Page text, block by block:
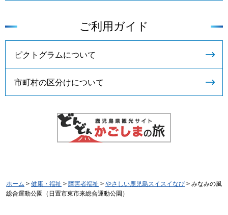
ご利用ガイド
ピクトグラムについて
市町村の区分けについて
ホーム > 健康・福祉 > 障害者福祉 > やさしい鹿児島スイスイなび > みなみの風
総合運動公園（日置市東市来総合運動公園）